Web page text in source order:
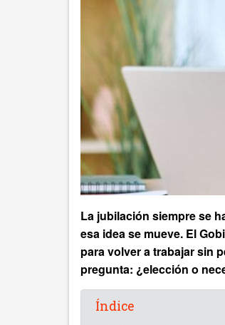
La jubilación siempre se
esa idea se mueve. El
para volver a trabajar sin
pregunta: ¿elección o
Índice